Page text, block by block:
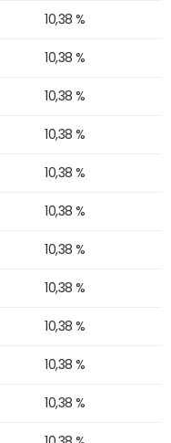
10,38 %
10,38 %
10,38 %
10,38 %
10,38 %
10,38 %
10,38 %
10,38 %
10,38 %
10,38 %
10,38 %